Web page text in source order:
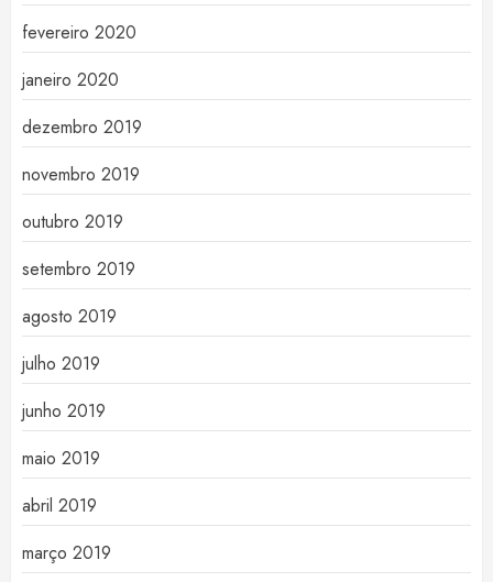
fevereiro 2020
janeiro 2020
dezembro 2019
novembro 2019
outubro 2019
setembro 2019
agosto 2019
julho 2019
junho 2019
maio 2019
abril 2019
março 2019